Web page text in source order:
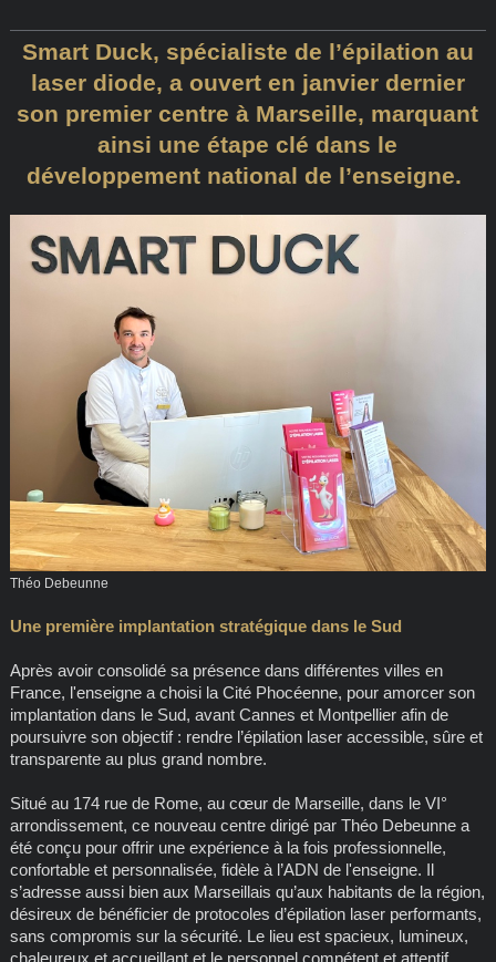
Smart Duck, spécialiste de l’épilation au
laser diode, a ouvert en janvier dernier
son premier centre à Marseille, marquant
ainsi une étape clé dans le
développement national de l’enseigne.
Théo Debeunne
Une première implantation stratégique dans le Sud
Après avoir consolidé sa présence dans différentes villes en
France, l'enseigne a choisi la Cité Phocéenne, pour amorcer son
implantation dans le Sud, avant Cannes et Montpellier afin de
poursuivre son objectif : rendre l’épilation laser accessible, sûre et
transparente au plus grand nombre.
Situé au 174 rue de Rome, au cœur de Marseille, dans le VI°
arrondissement, ce nouveau centre dirigé par Théo Debeunne a
été conçu pour offrir une expérience à la fois professionnelle,
confortable et personnalisée, fidèle à l’ADN de l'enseigne. Il
s’adresse aussi bien aux Marseillais qu’aux habitants de la région,
désireux de bénéficier de protocoles d’épilation laser performants,
sans compromis sur la sécurité. Le lieu est spacieux, lumineux,
chaleureux et accueillant et le personnel compétent et attentif.